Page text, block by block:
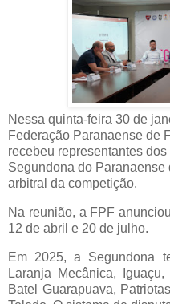
Nessa quinta-feira 30 de
Federação Paranaense de
recebeu representantes
Segundona do
arbitral da competição.
Na reunião, a FPF
12 de abril e 20 de julho.
Em 2025, a Segundona
Laranja Mecânica,
Batel Guarapuava,